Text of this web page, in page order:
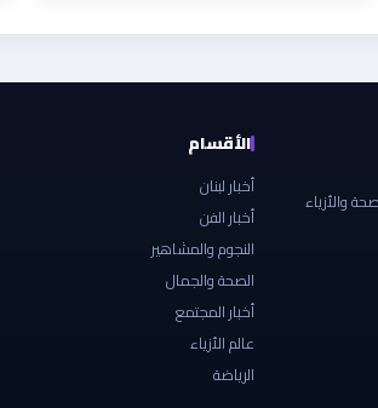
والأزياء
الأقسام
أخبار لبنان
أخبار الفن
النجوم والمشاهير
الصحة والجمال
أخبار المجتمع
عالم الأزياء
الرياضة